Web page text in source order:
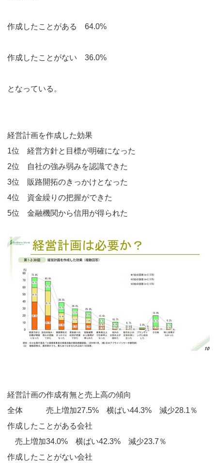
作成したことがある 64.0%
作成したことがない 36.0%
となっている。
経営計画を作成した効果
1位 経営方針と目標が明確になった
2位 自社の強み弱みを認識できた
3位 販路開拓のきっかけとなった
4位 資金繰りの把握ができた
5位 金融機関から信用が得られた
経営計画の作成有無と売上高の傾向
全体 売上増加27.5% 横ばい44.3% 減少28.1％
作成したことがある会社
売上増加34.0% 横ばい42.3% 減少23.7％
作成したことがない会社